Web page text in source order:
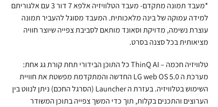
*מעבד תמונה מתקדם- מעבד הטלוויזיה אלפא 7 דור 3 עם אלגוריתם
למידה עמוקה של בינה מלאכותית. המעבד מסוגל להעביר תמונה
עוצרת נשימה, מדויקת וסאונד מותאם לסביבת צפייה שיוצר חוויה
מציאותית בכל סצנה בסרט.
טלוויזיה חכמה – ThinQ AI כל התוכן הבידורי תחת קורת גג אחת:
מערכת ה LG web OS 5.0 החדשה והמתקדמת מפשטת את חוויית
השימוש בטלוויזיה. בעזרת ה Launcher (הסרגל החכם) ניתן לנווט בין
הערוצים והתכנים בקלות, תוך כדי המשך צפייה בתוכן המשודר